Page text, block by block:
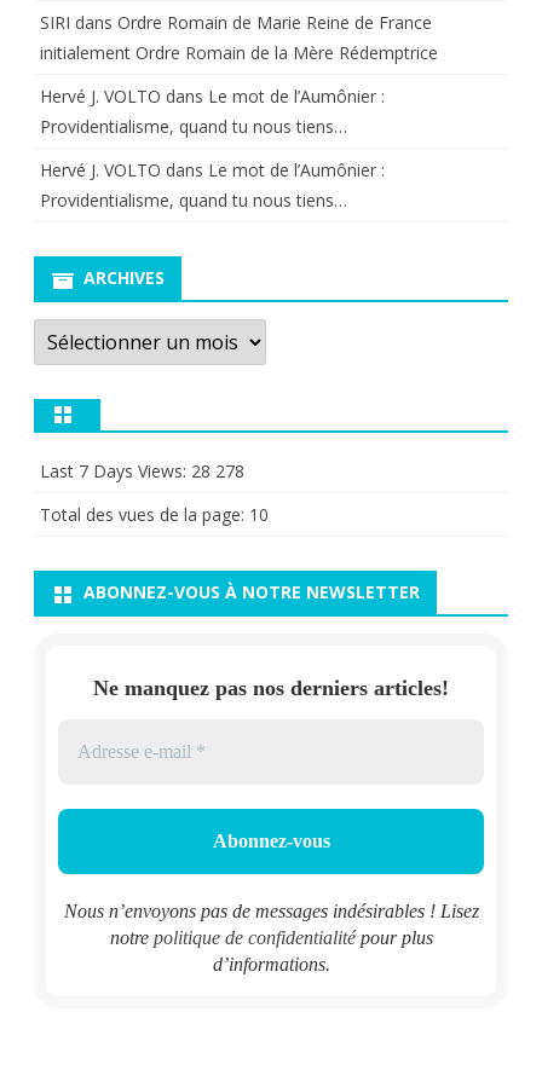
SIRI dans Ordre Romain de Marie Reine de France
initialement Ordre Romain de la Mère Rédemptrice
Hervé J. VOLTO dans Le mot de l’Aumônier :
Providentialisme, quand tu nous tiens…
Hervé J. VOLTO dans Le mot de l’Aumônier :
Providentialisme, quand tu nous tiens…
ARCHIVES
Archives
Last 7 Days Views: 28 278
Total des vues de la page: 10
ABONNEZ-VOUS À NOTRE NEWSLETTER
Ne manquez pas nos derniers articles!
Nous n’envoyons pas de messages indésirables ! Lisez
notre politique de confidentialitépour plus
d’informations.